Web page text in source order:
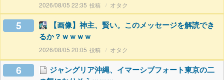
2026/08/05 22:35 オタク
5
【画像】神主、賢い。このメッセージを解読でき
るか？ｗｗｗｗ
2026/08/05 20:05 オタク
6
ジャングリア沖縄、イマーシブフォート東京の二